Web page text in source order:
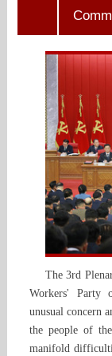
The 3rd
Workers' Party
unusual concern
the people of
manifold